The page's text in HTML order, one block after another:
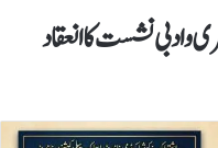
و ادبی نشست کا انعقاد